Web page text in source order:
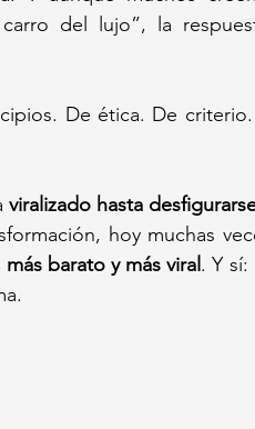
del lujo”, la
De ética. De
viralizado hasta
hoy muchas
barato y más viral . Y sí: